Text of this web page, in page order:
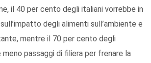
il 40 per cento degli italiani vorrebbe in
degli alimenti sull’ambiente e
mentre il 70 per cento degli
passaggi di filiera per frenare la